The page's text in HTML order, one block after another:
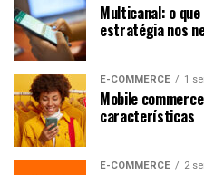
Multicanal: o
estratégia nos
E-COMMERCE 1
Mobile
características
E-COMMERCE 2